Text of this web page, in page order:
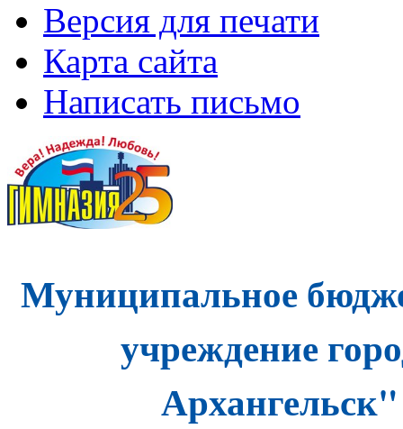
Версия для печати
Карта сайта
Написать письмо
Муниципальное
учреждение